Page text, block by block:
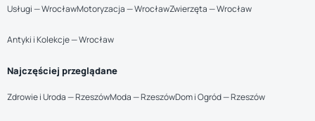
Usługi — WrocławMotoryzacja — WrocławZwierzęta — Wrocław
Antyki i Kolekcje — Wrocław
Najczęściej przeglądane
Zdrowie i Uroda — RzeszówModa — RzeszówDom i Ogród — Rzeszów